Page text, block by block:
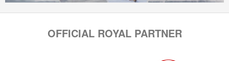
OFFICIAL ROYAL PARTNER